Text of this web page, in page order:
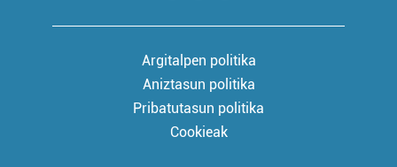
Argitalpen politika
Aniztasun politika
Pribatutasun politika
Cookieak